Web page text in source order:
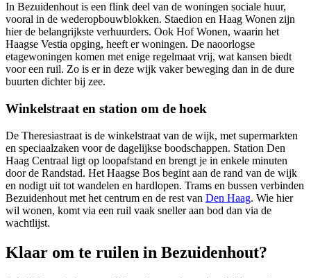
In Bezuidenhout is een flink deel van de woningen sociale huur,
vooral in de wederopbouwblokken. Staedion en Haag Wonen zijn
hier de belangrijkste verhuurders. Ook Hof Wonen, waarin het
Haagse Vestia opging, heeft er woningen. De naoorlogse
etagewoningen komen met enige regelmaat vrij, wat kansen biedt
vooreen ruil. Zo is er in deze wijk vaker beweging dan in de dure
buurten dichter bij zee.
Winkelstraat en station om de hoek
De Theresiastraat is de winkelstraat van de wijk, met supermarkten
en speciaalzaken voor de dagelijkse boodschappen. Station Den
Haag Centraal ligt op loopafstand en brengt je in enkele minuten
door de Randstad. Het Haagse Bos begint aan de rand van de wijk
en nodigt uit tot wandelen en hardlopen. Trams en bussen verbinden
Bezuidenhout met het centrum en de rest van Den Haag. Wie hier
wil wonen, komt via een ruil vaak sneller aan bod dan via de
wachtlijst.
Klaar om te ruilen in Bezuidenhout?